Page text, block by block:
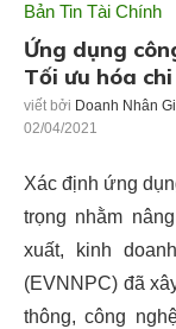
Bản Tin Tài Chính
Ứng dụng
Tối ưu hóa
viết bởi Doanh Nhân
02/04/2021
Xác định ứng
trọng nhằm
xuất, kinh
(EVNNPC) đã
thông, công